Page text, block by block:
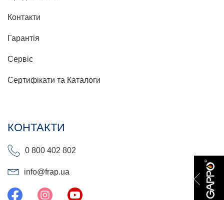
Контакти
Гарантія
Сервіс
Сертифікати та Каталоги
КОНТАКТИ
0 800 402 802
info@frap.ua